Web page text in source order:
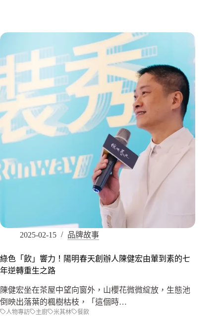
2025-02-15 品牌故事
綠色「飲」響力！陽明春天創辦人陳健宏由葷到素的七
年逆轉重生之路
陳健宏坐在茶屋中望向窗外，山櫻花微微綻放，生態池
倒映出落葉的楓樹枯枝，「這個時…
人物專訪 主廚 米其林 餐飲